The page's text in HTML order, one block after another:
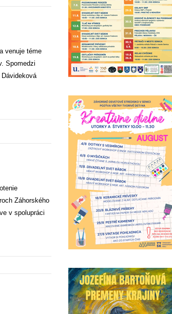
venuje téme
Spomedzi
Záhorského
v spolupráci